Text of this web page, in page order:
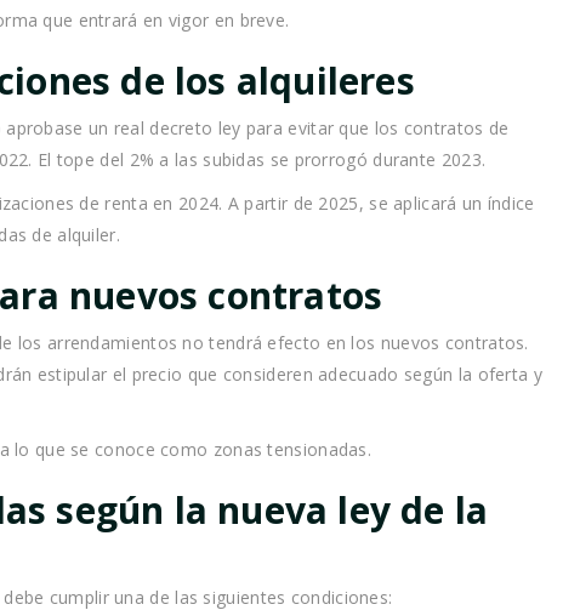
que entrará en vigor en breve.
de los alquileres
un real decreto ley para evitar que los contratos de
El tope del 2% a las subidas se prorrogó durante 2023.
de renta en 2024. A partir de 2025, se aplicará un índice
de alquiler.
nuevos contratos
los arrendamientos no tendrá efecto en los nuevos contratos.
estipular el precio que consideren adecuado según la oferta y
lo que se conoce como zonas tensionadas.
según la nueva ley de la
cumplir una de las siguientes condiciones: